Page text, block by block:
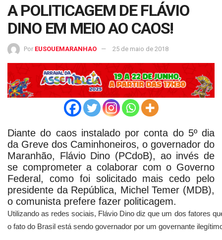
A POLITICAGEM DE FLÁVIO
DINO EM MEIO AO CAOS!
Por EUSOUEMARANHAO 25 de maio de 2018
Diante do caos instalado por conta do 5º dia
da Greve dos Caminhoneiros, o governador do
Maranhão, Flávio Dino (PCdoB), ao invés de
se comprometer a colaborar com o Governo
Federal, como foi solicitado mais cedo pelo
presidente da República, Michel Temer (MDB),
o comunista prefere fazer politicagem.
Utilizando as redes sociais, Flávio Dino diz que um dos fatores
o fato do Brasil está sendo governador por um governante